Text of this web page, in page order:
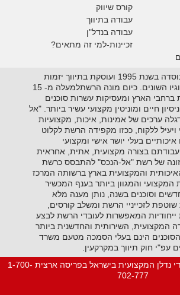
קורס שיווק
עבודה בתיווך
עבודה בנדל"ן
זכיינות-למי זה מתאים?
רשת "אל-הנכס" נוסדה בשנת 1995 ועוסקת בתיווך יזמות
ושיווק נדל"ן על סוגיו השונים. כיום מונה הרשתלמעלה מ- 15
ברחבי הארץ ומעסיקות עשרות סוכנים
ניסיון חיים ומוניטין מקצועי עשיר ביותר. "אל
ערכים של אמינות, איכות, מקצועיות
ויעיל ללקוח, ככזו מקפידה הרשת לקלוט
בעלי יושר אישי ומקצועי
בצורה מקצועית, אתית, אחראית
של רשת "אל-הנכס" להתבסס כרשת
האיכותית והמקצועית בארץ ברשותה המרכז
והמגוון ביותר בענף המכשיר
וסוכנים בשנה, נותן מענה מלא
לזכייניי הרשת ומשלב קורסים,
ייחודיות המאפשרות לעובדי הרשת לבצע
המקצועית, השירותית והחדשנית ביותר
הסוכנים הינם בעלי הסמכה מטעם משרד
עפ"י חוק תיווך במקרקעין.
"אל הנכס" - רשת משרדי נדלן המקצועית בישראל בפריסה ארצית 1-700-
702-777